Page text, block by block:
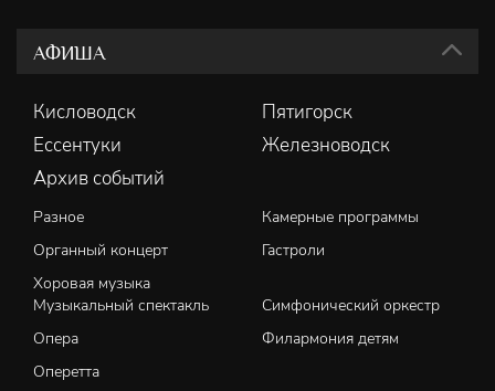
АФИША
Кисловодск
Пятигорск
Ессентуки
Железноводск
Архив событий
Разное
Камерные программы
Органный концерт
Гастроли
Хоровая музыка
Музыкальный спектакль
Симфонический оркестр
Опера
Филармония детям
Оперетта